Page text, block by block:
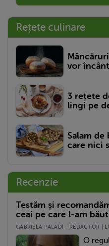
Rețete culinare
vor
3 rețete
lingi pe
Salam
care nici
Recenzie
Testăm și
ceai pe care l-am
GABRIELA PALADI - REDACTOR |
O